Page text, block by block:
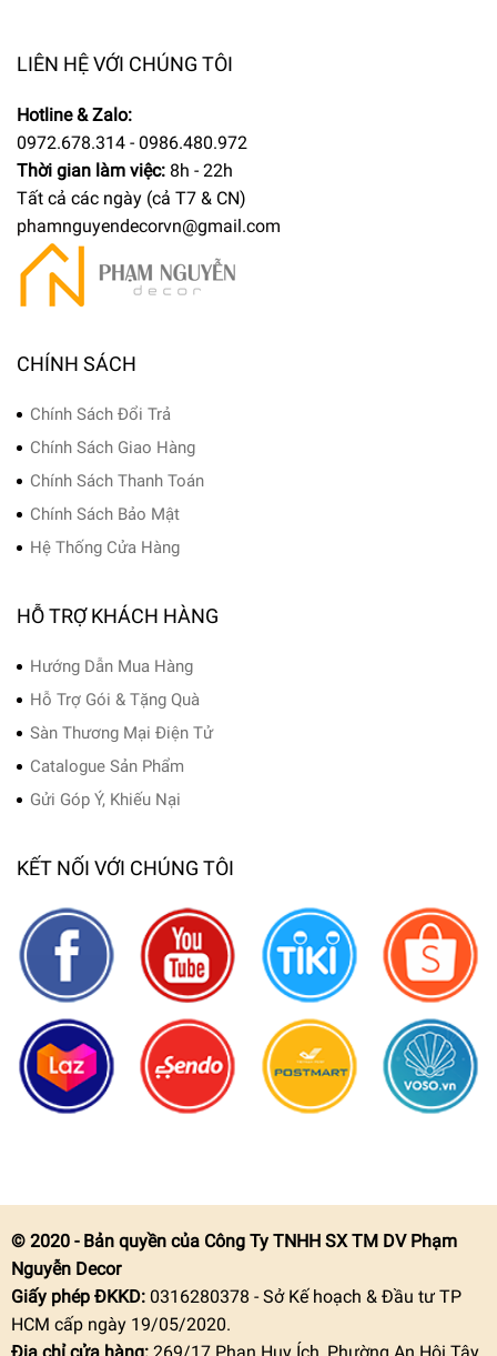
LIÊN HỆ VỚI CHÚNG TÔI
Hotline & Zalo:
0972.678.314 - 0986.480.972
Thời gian làm việc: 8h - 22h
Tất cả các ngày (cả T7 & CN)
phamnguyendecorvn@gmail.com
CHÍNH SÁCH
Chính Sách Đổi Trả
Chính Sách Giao Hàng
Chính Sách Thanh Toán
Chính Sách Bảo Mật
Hệ Thống Cửa Hàng
HỖ TRỢ KHÁCH HÀNG
Hướng Dẫn Mua Hàng
Hỗ Trợ Gói & Tặng Quà
Sàn Thương Mại Điện Tử
Catalogue Sản Phẩm
Gửi Góp Ý, Khiếu Nại
KẾT NỐI VỚI CHÚNG TÔI
© 2020 - Bản quyền của Công Ty TNHH SX TM DV Phạm
Nguyễn Decor
Giấy phép ĐKKD:0316280378 - Sở Kế hoạch & Đầu tư TP
HCM cấp ngày 19/05/2020.